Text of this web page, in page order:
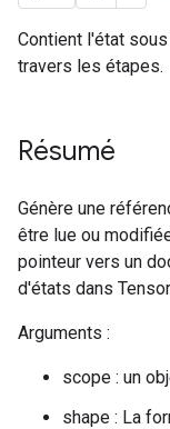
Contient l'état
travers les étapes.
Résumé
Génère une
être lue ou
pointeur vers un
d'états dans
Arguments :
scope : un
shape : La